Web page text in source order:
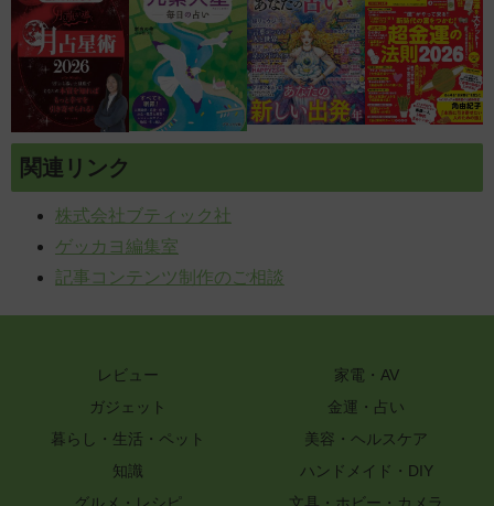
関連リンク
株式会社ブティック社
ゲッカヨ編集室
記事コンテンツ制作のご相談
レビュー
家電・AV
ガジェット
金運・占い
暮らし・生活・ペット
美容・ヘルスケア
知識
ハンドメイド・DIY